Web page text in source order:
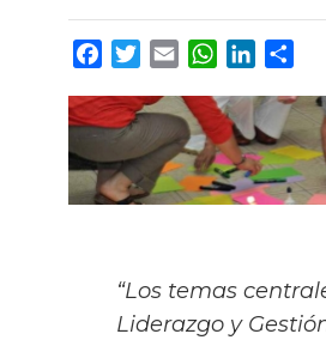
Facebook
TwitterEmailWhatsApp
“Los temas
Liderazgo y